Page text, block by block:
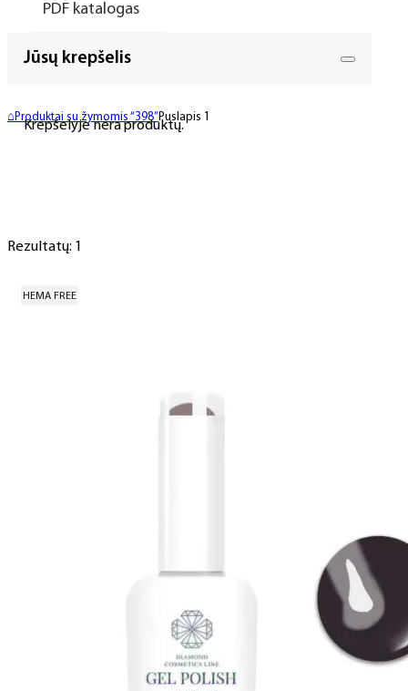
PDF katalogas
Jūsų krepšelis
Krepšelyje nėra produktų.
⌂ Produktai su žymomis “398” Puslapis 1
Rezultatų: 1
HEMA FREE